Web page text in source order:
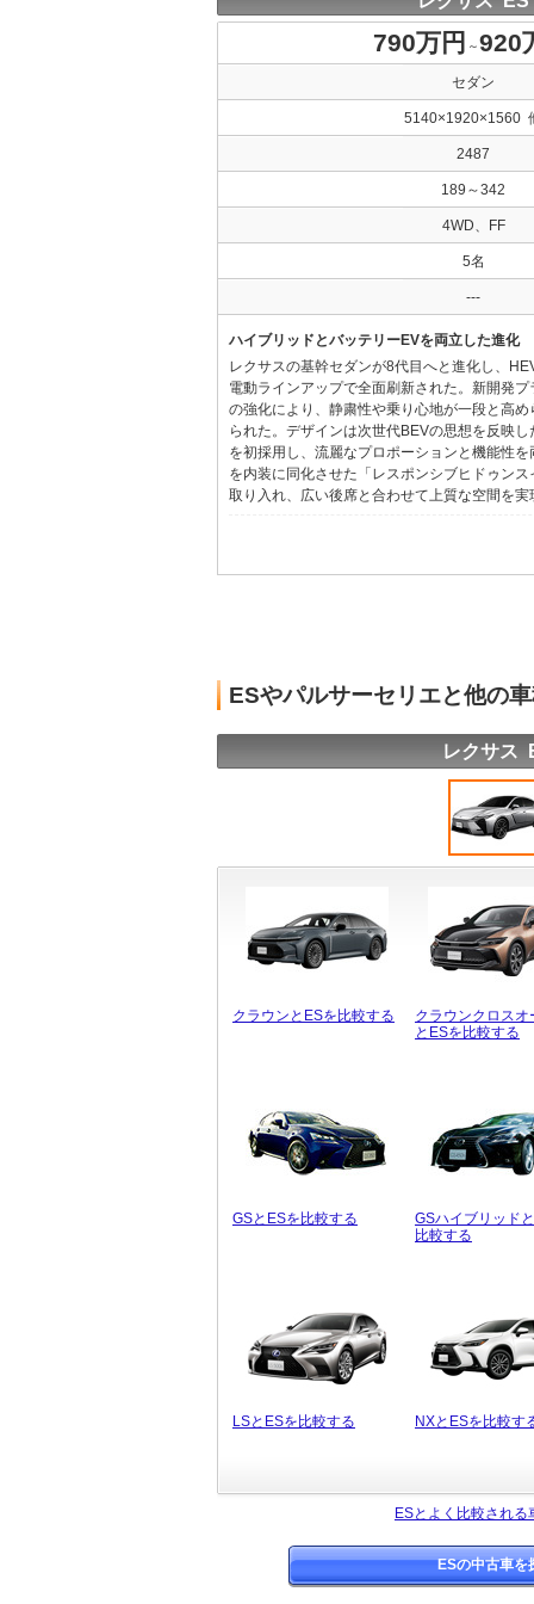
790万円 ～920
セダン
5140×1920×1560
2487
189～342
4WD、FF
5名
---
ハイブリッドとバッテリーEVを両立した進化
レクサスの基幹セダンが8代目へと進化し、
電動ラインアップで全面刷新された。新開発
の強化により、静粛性や乗り心地が一段と高
られた。デザインは次世代BEVの思想を反映
を初採用し、流麗なプロポーションと機能性
を内装に同化させた「レスポンシブヒドゥン
取り入れ、広い後席と合わせて上質な空間を
ESやパルサーセリエと他の
レクサス
クラウンとESを比較する
クラウンクロスオ
とESを比較する
GSとESを比較する
GSハイブリッド
比較する
LSとESを比較する NXとESを比較す
ESとよく比較される
ESの中古車を